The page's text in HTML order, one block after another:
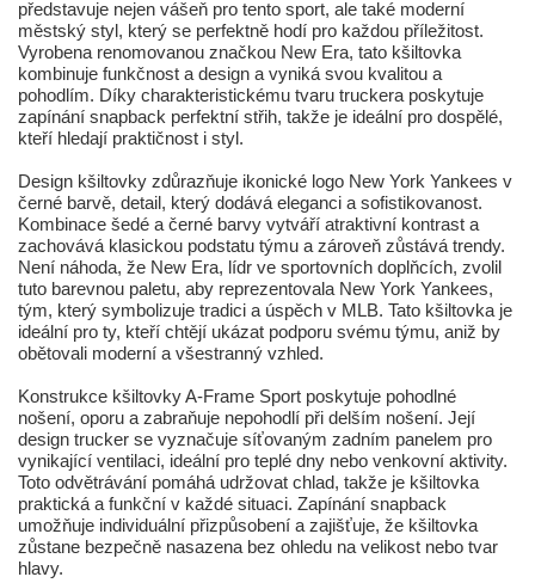
představuje nejen vášeň pro tento sport, ale také moderní
městský styl, který se perfektně hodí pro každou příležitost.
Vyrobena renomovanou značkou New Era, tato kšiltovka
kombinuje funkčnost a design a vyniká svou kvalitou a
pohodlím. Díky charakteristickému tvaru truckera poskytuje
zapínání snapback perfektní střih, takže je ideální pro dospělé,
kteří hledají praktičnost i styl.
Design kšiltovky zdůrazňuje ikonické logo New York Yankees v
černé barvě, detail, který dodává eleganci a sofistikovanost.
Kombinace šedé a černé barvy vytváří atraktivní kontrast a
zachovává klasickou podstatu týmu a zároveň zůstává trendy.
Není náhoda, že New Era, lídr ve sportovních doplňcích, zvolil
tuto barevnou paletu, aby reprezentovala New York Yankees,
tým, který symbolizuje tradici a úspěch v MLB. Tato kšiltovka je
ideální pro ty, kteří chtějí ukázat podporu svému týmu, aniž by
obětovali moderní a všestranný vzhled.
Konstrukce kšiltovky A-Frame Sport poskytuje pohodlné
nošení, oporu a zabraňuje nepohodlí při delším nošení. Její
design trucker se vyznačuje síťovaným zadním panelem pro
vynikající ventilaci, ideální pro teplé dny nebo venkovní aktivity.
Toto odvětrávání pomáhá udržovat chlad, takže je kšiltovka
praktická a funkční v každé situaci. Zapínání snapback
umožňuje individuální přizpůsobení a zajišťuje, že kšiltovka
zůstane bezpečně nasazena bez ohledu na velikost nebo tvar
hlavy.